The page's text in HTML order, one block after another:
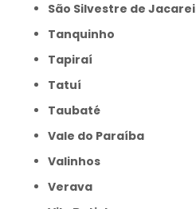
São Silvestre de Jacarei
Tanquinho
Tapiraí
Tatuí
Taubaté
Vale do Paraíba
Valinhos
Verava